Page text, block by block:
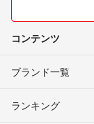
コンテンツ
ブランド一覧
ランキング